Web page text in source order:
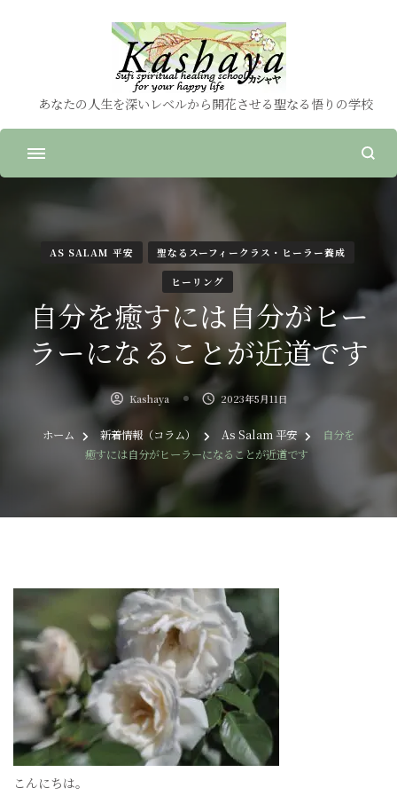
あなたの人生を深いレベルから開花させる聖なる悟りの学校
AS SALAM 平安 聖なるスーフィークラス・ヒーラー養成
ヒーリング
自分を癒すには自分がヒー
ラーになることが近道です
Kashaya 2023年5月11日
ホーム 新着情報（コラム） As Salam 平安
自分を
癒すには自分がヒーラーになることが近道です
こんにちは。